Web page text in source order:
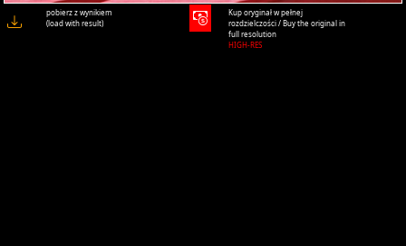
pobierz z wynikiem
(load with result)
Kup oryginał w pełnej
rozdzielczości / Buy the original in
full resolution
HIGH-RES